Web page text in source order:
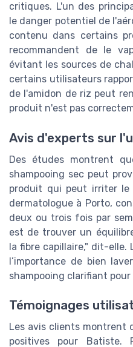
critiques. L'un des
le danger potentiel de
contenu dans certains
recommandent de le
évitant les sources de
certains utilisateurs
de l'amidon de riz peut
produit n'est pas
Avis d'experts sur
Des études montrent
shampooing sec peut
produit qui peut irriter le
dermatologue à Porto,
deux ou trois fois par
est de trouver un
la fibre capillaire," dit-elle.
l’importance de bien
shampooing clarifiant
Témoignages
Les avis clients montrent
positives pour Batiste.